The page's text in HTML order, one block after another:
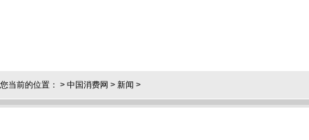
您当前的位置： > 中国消费网 > 新闻 >